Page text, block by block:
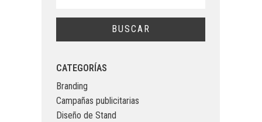
CATEGORÍAS
Branding
Campañas publicitarias
Diseño de Stand